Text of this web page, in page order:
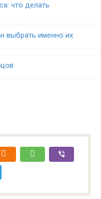
что делать
выбрать именно их